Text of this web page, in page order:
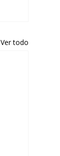
Ver todo